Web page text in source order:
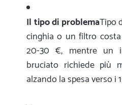
Il tipo di problemaTipo
cinghia o un filtro
20-30 €, mentre un
bruciato richiede più
alzando la spesa verso i